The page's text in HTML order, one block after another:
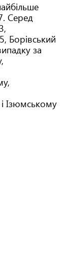
Серед
Борівський
за
Ізюмському